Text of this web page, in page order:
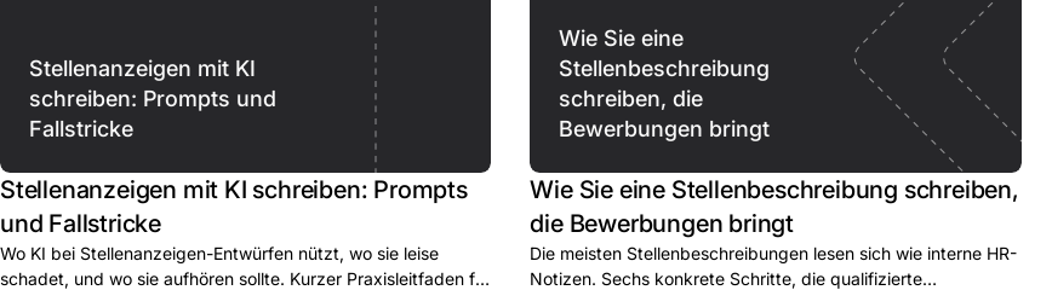
Stellenanzeigen mit KI
schreiben: Prompts und
Fallstricke
Stellenanzeigen mit KI schreiben: Prompts
und Fallstricke
Wo KI bei Stellenanzeigen-Entwürfen nützt, wo sie leise
schadet, und wo sie aufhören sollte. Kurzer Praxisleitfaden für
Wie Sie eine
Stellenbeschreibung
schreiben, die
Bewerbungen bringt
Wie Sie eine Stellenbeschreibung schreiben,
die Bewerbungen bringt
Die meisten Stellenbeschreibungen lesen sich wie interne HR-
Notizen. Sechs konkrete Schritte, die qualifizierte